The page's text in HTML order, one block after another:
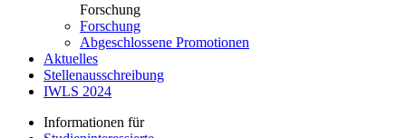
Forschung
Forschung
Abgeschlossene Promotionen
Aktuelles
Stellenausschreibung
IWLS 2024
Informationen für